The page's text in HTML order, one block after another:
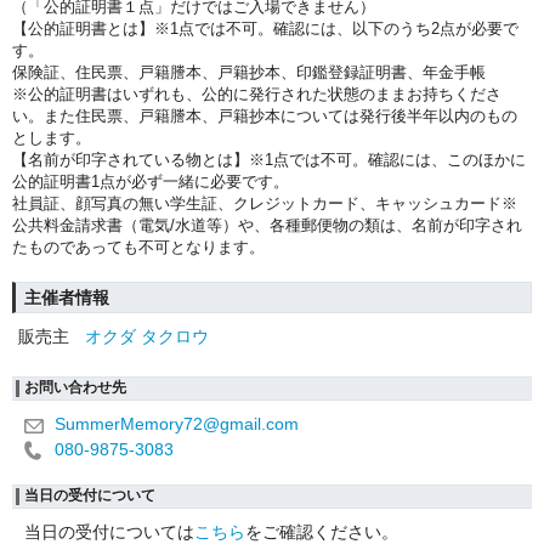
（「公的証明書１点」だけではご入場できません）
【公的証明書とは】※1点では不可。確認には、以下のうち2点が必要で
す。
保険証、住民票、戸籍謄本、戸籍抄本、印鑑登録証明書、年金手帳
※公的証明書はいずれも、公的に発行された状態のままお持ちくださ
い。また住民票、戸籍謄本、戸籍抄本については発行後半年以内のもの
とします。
【名前が印字されている物とは】※1点では不可。確認には、このほかに
公的証明書1点が必ず一緒に必要です。
社員証、顔写真の無い学生証、クレジットカード、キャッシュカード※
公共料金請求書（電気/水道等）や、各種郵便物の類は、名前が印字され
たものであっても不可となります。
主催者情報
販売主
オクダ タクロウ
お問い合わせ先
SummerMemory72@gmail.com
080-9875-3083
当日の受付について
当日の受付についてはこちらをご確認ください。